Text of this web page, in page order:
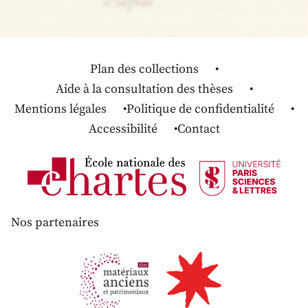
Plan des collections
Aide à la consultation des thèses
Mentions légales
Politique de confidentialité
Accessibilité
Contact
Nos partenaires